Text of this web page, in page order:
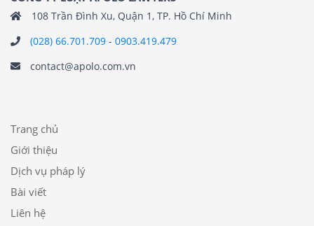
108 Trần Đình Xu, Quận 1, TP. Hồ Chí Minh
(028) 66.701.709 - 0903.419.479
contact@apolo.com.vn
Trang chủ
Giới thiệu
Dịch vụ pháp lý
Bài viết
Liên hệ